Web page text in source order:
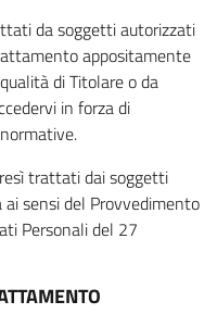
da soggetti autorizzati
appositamente
di Titolare o da
in forza di
trattati dai soggetti
sensi del Provvedimento
Personali del 27